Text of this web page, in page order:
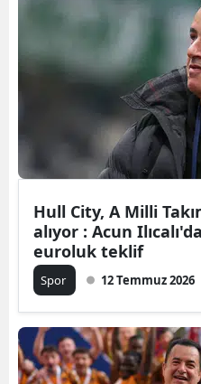
Hull City, A Milli
alıyor : Acun
euroluk teklif
Spor 12 Temmuz 2026